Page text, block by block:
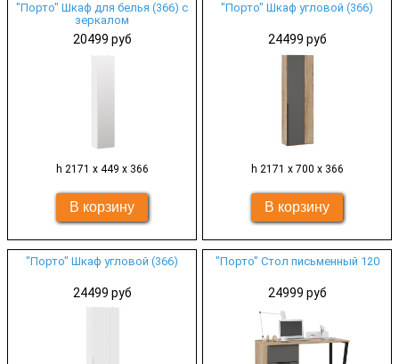
"Порто" Шкаф для белья (366) с
зеркалом
20499 руб
h 2171 х 449 х 366
"Порто" Шкаф угловой (366)
24499 руб
h 2171 х 700 х 366
"Порто" Шкаф угловой (366)
24499 руб
"Порто" Стол письменный 120
24999 руб